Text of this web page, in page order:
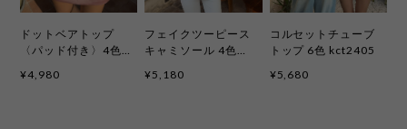
ドットベアトップ
〈パッド付き〉4色
¥4,980
フェイクツーピース
キャミソール 4色
¥5,180
コルセットチューブ
トップ 6色 kct2405
¥5,680